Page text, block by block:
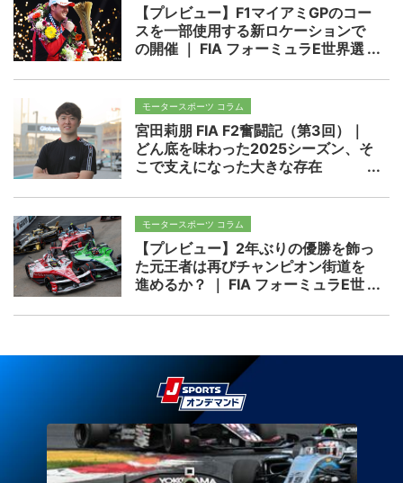
【プレビュー】F1マイアミGPのコー
スを一部使用する新ロケーションで
の開催 ｜ FIA フォーミュラE世界選
モータースポーツ コラム
宮田莉朋 FIA F2奮闘記（第3回）｜
どん底を味わった2025シーズン、そ
こで支えになった大きな存在
モータースポーツ コラム
【プレビュー】2年ぶりの優勝を飾っ
た元王者は再びチャンピオン街道を
進めるか？ ｜ FIA フォーミュラE世
ティ